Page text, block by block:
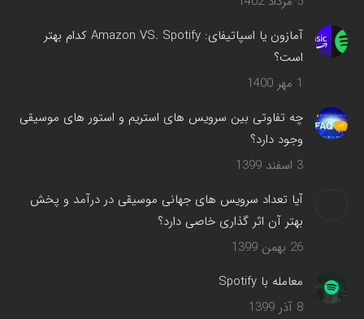
آمازون یا اسپاتیفای: Amazon VS. Spotify کدام بهتر
است؟
1 مهر 1400
چه تفاوتی بین سرویس های استریم و استور های موسیقی
وجود دارد؟
3 اسفند 1399
آیا تعداد سرویس های جهانی موسیقی در درآمد و پخش
بهتر آن اثر گذاری خاصی دارد؟
26 بهمن 1399
معامله با Spotify
8 آذر 1399